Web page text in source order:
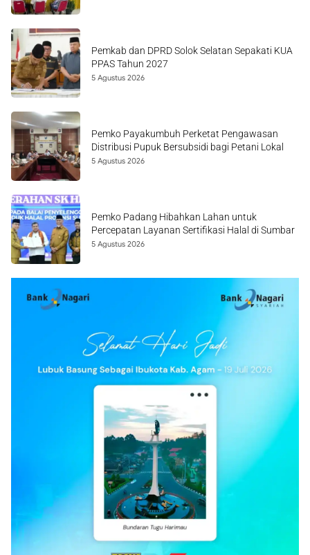
Pemkab dan DPRD Solok Selatan Sepakati KUA
PPAS Tahun 2027
5 Agustus 2026
Pemko Payakumbuh Perketat Pengawasan
Distribusi Pupuk Bersubsidi bagi Petani Lokal
5 Agustus 2026
Pemko Padang Hibahkan Lahan untuk
Percepatan Layanan Sertifikasi Halal di Sumbar
5 Agustus 2026